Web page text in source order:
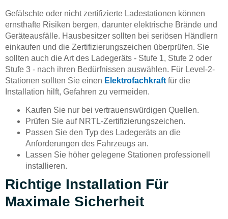
Gefälschte oder nicht zertifizierte Ladestationen können
ernsthafte Risiken bergen, darunter elektrische Brände und
Geräteausfälle. Hausbesitzer sollten bei seriösen Händlern
einkaufen und die Zertifizierungszeichen überprüfen. Sie
sollten auch die Art des Ladegeräts - Stufe 1, Stufe 2 oder
Stufe 3 - nach ihren Bedürfnissen auswählen. Für Level-2-
Stationen sollten Sie einen Elektrofachkraft für die
Installation hilft, Gefahren zu vermeiden.
Kaufen Sie nur bei vertrauenswürdigen Quellen.
Prüfen Sie auf NRTL-Zertifizierungszeichen.
Passen Sie den Typ des Ladegeräts an die
Anforderungen des Fahrzeugs an.
Lassen Sie höher gelegene Stationen professionell
installieren.
Richtige Installation Für
Maximale Sicherheit